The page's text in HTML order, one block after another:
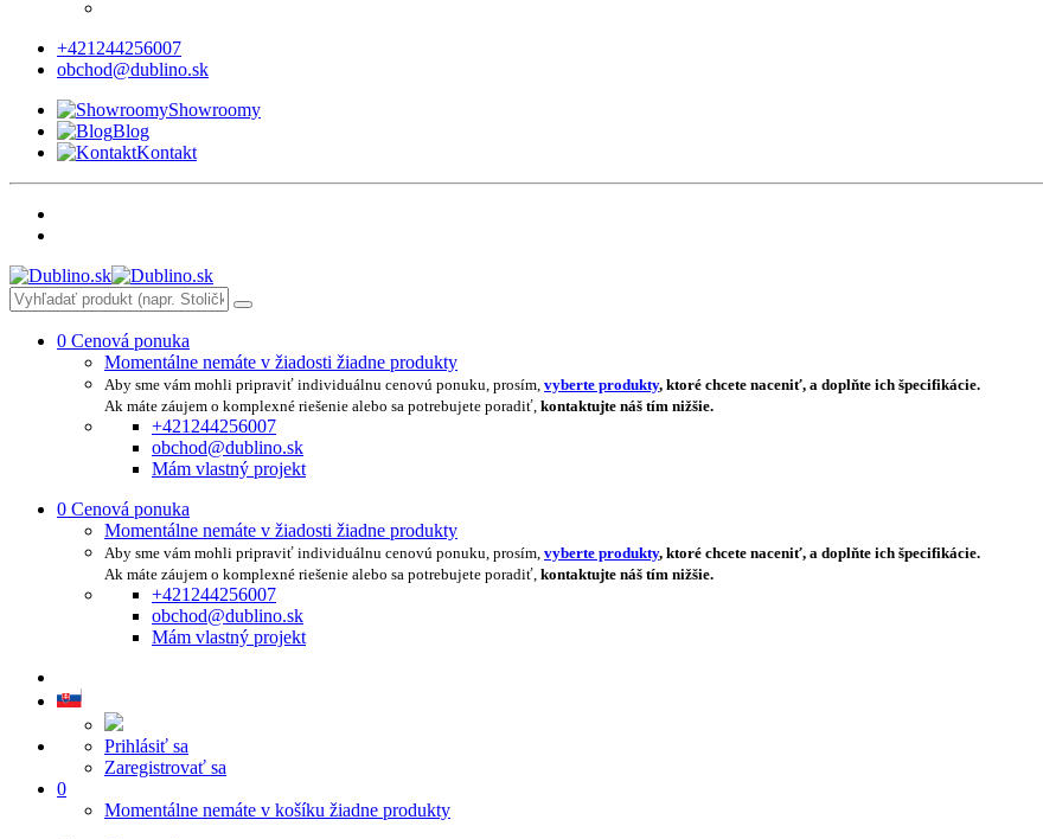
+421244256007
obchod@dublino.sk
Showroomy
Blog
Kontakt
0 Cenová ponuka
Momentálne nemáte v žiadosti žiadne produkty
Aby sme vám mohli pripraviť individuálnu cenovú ponuku, prosím, vyberte produkty, ktoré chcete naceniť, a doplňte ich špecifikácie.
Ak máte záujem o komplexné riešenie alebo sa potrebujete poradiť, kontaktujte náš tím nižšie.
+421244256007
obchod@dublino.sk
Mám vlastný projekt
0 Cenová ponuka
Momentálne nemáte v žiadosti žiadne produkty
Aby sme vám mohli pripraviť individuálnu cenovú ponuku, prosím, vyberte produkty, ktoré chcete naceniť, a doplňte ich špecifikácie.
Ak máte záujem o komplexné riešenie alebo sa potrebujete poradiť, kontaktujte náš tím nižšie.
+421244256007
obchod@dublino.sk
Mám vlastný projekt
Prihlásiť sa
Zaregistrovať sa
0
Momentálne nemáte v košíku žiadne produkty